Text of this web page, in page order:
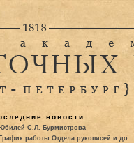
новости
Юбилей С.Л. Бурмистрова
График работы Отдела рукописей и до...